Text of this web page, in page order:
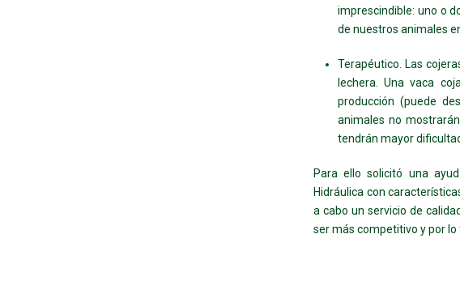
imprescindible: uno o
de nuestros animales
Terapéutico. Las
lechera. Una vaca
producción (puede
animales no
tendrán mayor
Para ello solicitó una
Hidráulica con
a cabo un servicio de
ser más competitivo y por